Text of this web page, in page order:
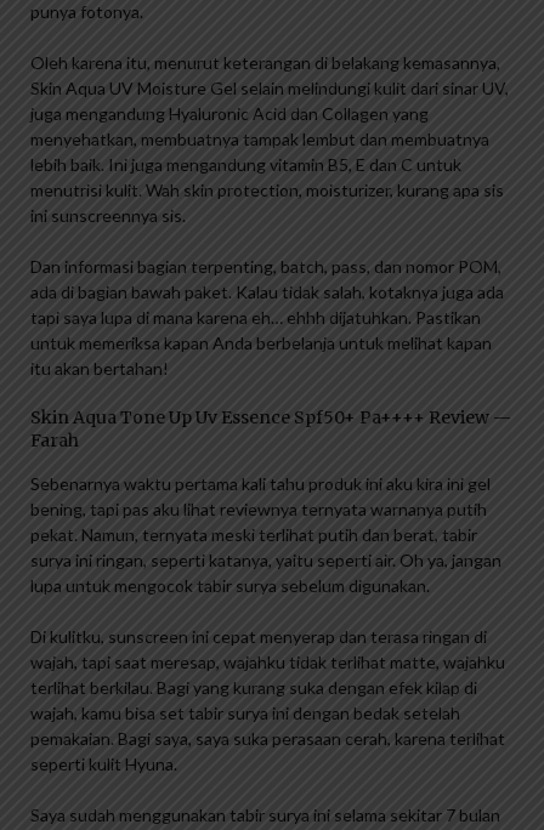
punya fotonya.
Oleh karena itu, menurut keterangan di belakang kemasannya,
Skin Aqua UV Moisture Gel selain melindungi kulit dari sinar UV,
juga mengandung Hyaluronic Acid dan Collagen yang
menyehatkan, membuatnya tampak lembut dan membuatnya
lebih baik. Ini juga mengandung vitamin B5, E dan C untuk
menutrisi kulit. Wah skin protection, moisturizer, kurang apa sis
ini sunscreennya sis.
Dan informasi bagian terpenting, batch, pass, dan nomor POM,
ada di bagian bawah paket. Kalau tidak salah, kotaknya juga ada
tapi saya lupa di mana karena eh… ehhh dijatuhkan. Pastikan
untuk memeriksa kapan Anda berbelanja untuk melihat kapan
itu akan bertahan!
Skin Aqua Tone Up Uv Essence Spf50+ Pa++++ Review —
Farah
Sebenarnya waktu pertama kali tahu produk ini aku kira ini gel
bening, tapi pas aku lihat reviewnya ternyata warnanya putih
pekat. Namun, ternyata meski terlihat putih dan berat, tabir
surya ini ringan, seperti katanya, yaitu seperti air. Oh ya, jangan
lupa untuk mengocok tabir surya sebelum digunakan.
Di kulitku, sunscreen ini cepat menyerap dan terasa ringan di
wajah, tapi saat meresap, wajahku tidak terlihat matte, wajahku
terlihat berkilau. Bagi yang kurang suka dengan efek kilap di
wajah, kamu bisa set tabir surya ini dengan bedak setelah
pemakaian. Bagi saya, saya suka perasaan cerah, karena terlihat
seperti kulit Hyuna.
Saya sudah menggunakan tabir surya ini selama sekitar 7 bulan